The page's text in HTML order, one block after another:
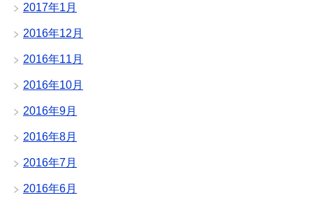
2017年1月
2016年12月
2016年11月
2016年10月
2016年9月
2016年8月
2016年7月
2016年6月